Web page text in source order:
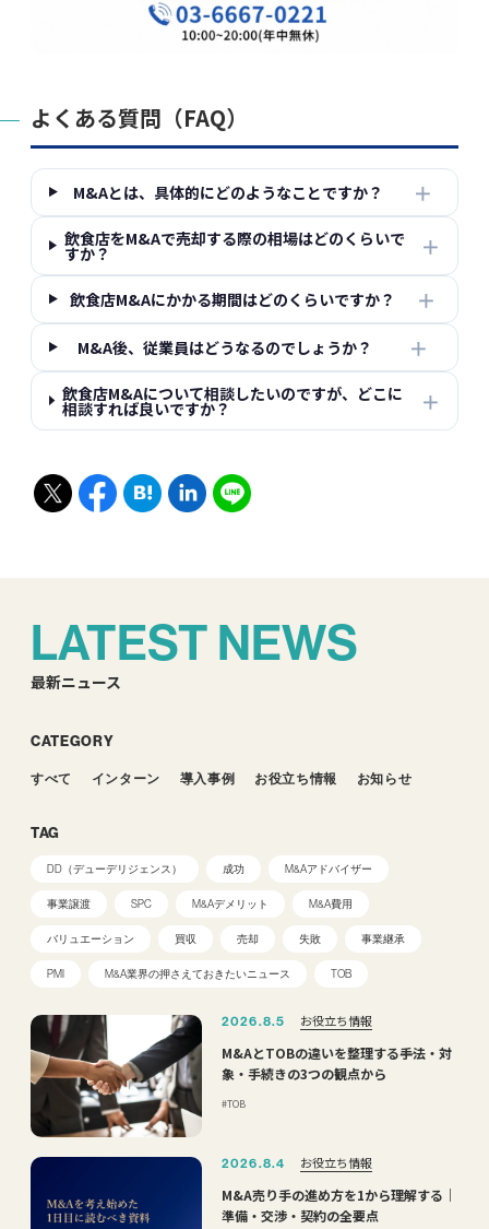
よくある質問（FAQ）
M&Aとは、具体的にどのようなことですか？ ＋
飲食店をM&Aで売却する際の相場はどのくらいで
すか？ ＋
飲食店M&Aにかかる期間はどのくらいですか？ ＋
M&A後、従業員はどうなるのでしょうか？ ＋
飲食店M&Aについて相談したいのですが、どこに
相談すれば良いですか？ ＋
LATEST NEWS
最新ニュース
CATEGORY
すべて インターン 導入事例 お役立ち情報 お知らせ
TAG
DD（デューデリジェンス） 成功 M&Aアドバイザー
事業譲渡 SPC M&Aデメリット M&A費用
バリュエーション 買収 売却 失敗 事業継承
PMI M&A業界の押さえておきたいニュース TOB
2026.8.5 お役立ち情報
M&AとTOBの違いを整理する――手法・対
象・手続きの3つの観点から
TOB
2026.8.4 お役立ち情報
M&A売り手の進め方を1から理解する｜
準備・交渉・契約の全要点